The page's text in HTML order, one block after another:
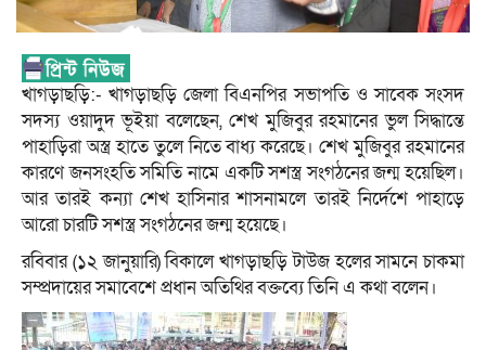
খাগড়াছড়ি:- খাগড়াছড়ি জেলা বিএনপির সভাপতি ও সাবেক সংসদ
সদস্য ওয়াদুদ ভূইয়া বলেছেন, শেখ মুজিবুর রহমানের ভুল সিদ্ধান্তে
পাহাড়িরা অস্ত্র হাতে তুলে নিতে বাধ্য করেছে। শেখ মুজিবুর রহমানের
কারণে জনসংহতি সমিতি নামে একটি সশস্ত্র সংগঠনের জন্ম হয়েছিল।
আর তারই কন্যা শেখ হাসিনার শাসনামলে তারই নির্দেশে পাহাড়ে
আরো চারটি সশস্ত্র সংগঠনের জন্ম হয়েছে।
রবিবার (১২ জানুয়ারি) বিকালে খাগড়াছড়ি টাউজ হলের সামনে চাকমা
সম্প্রদায়ের সমাবেশে প্রধান অতিথির বক্তব্যে তিনি এ কথা বলেন।